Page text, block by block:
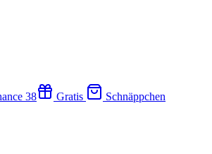
38 Gratis
Schnäppchen